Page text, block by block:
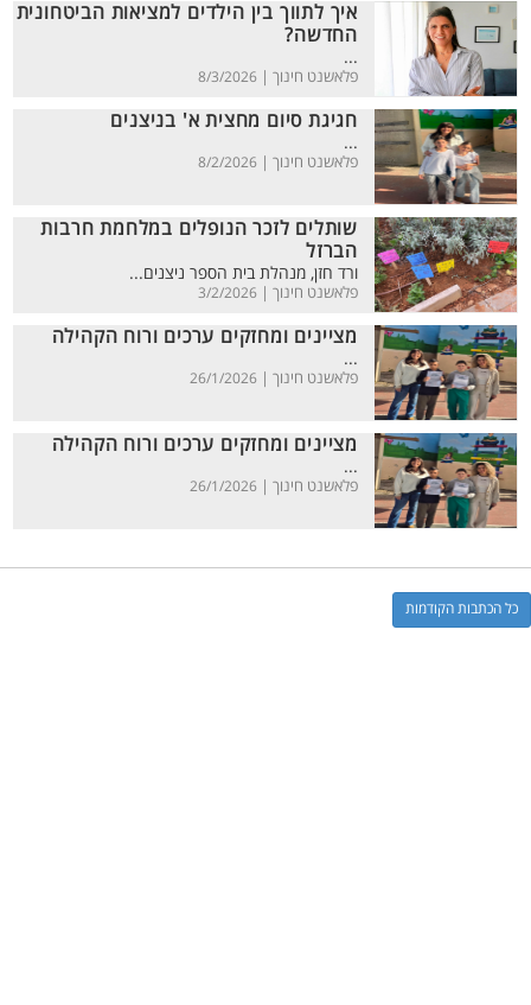
איך לתווך בין הילדים למציאות הביטחונית
החדשה?
...
פלאשנט חינוך | 8/3/2026
חגיגת סיום מחצית א' בניצנים
...
פלאשנט חינוך | 8/2/2026
שותלים לזכר הנופלים במלחמת חרבות
הברזל
ורד חזן, מנהלת בית הספר ניצנים...
פלאשנט חינוך | 3/2/2026
מציינים ומחזקים ערכים ורוח הקהילה
...
פלאשנט חינוך | 26/1/2026
מציינים ומחזקים ערכים ורוח הקהילה
...
פלאשנט חינוך | 26/1/2026
כל הכתבות הקודמות